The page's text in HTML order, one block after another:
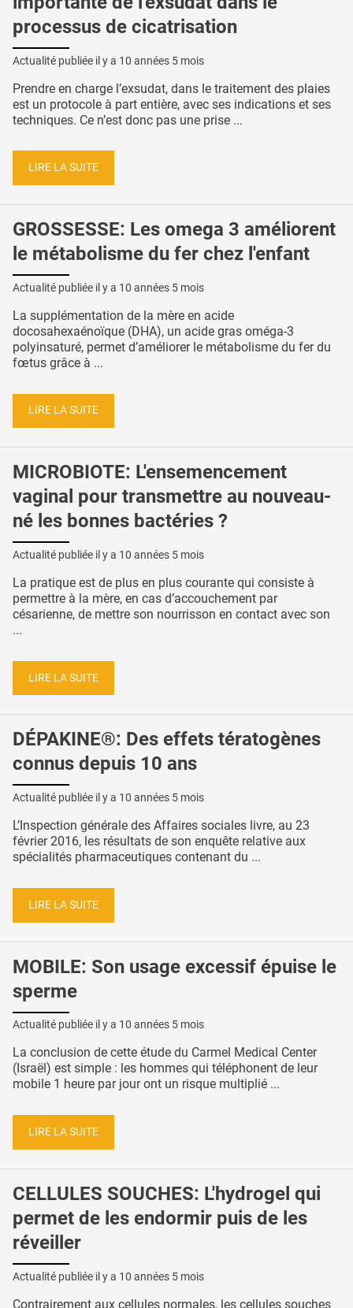
processus de cicatrisation
Actualité publiée il y a 10 années 5 mois
Prendre en charge l’exsudat, dans le traitement des plaies
est un protocole à part entière, avec ses indications et ses
techniques. Ce n’est donc pas une prise ...
LIRE LA SUITE
GROSSESSE: Les omega 3 améliorent
le métabolisme du fer chez l'enfant
Actualité publiée il y a 10 années 5 mois
La supplémentation de la mère en acide
docosahexaénoïque (DHA), un acide gras oméga-3
polyinsaturé, permet d’améliorer le métabolisme du fer du
fœtus grâce à ...
LIRE LA SUITE
MICROBIOTE: L'ensemencement
vaginal pour transmettre au nouveau-
né les bonnes bactéries ?
Actualité publiée il y a 10 années 5 mois
La pratique est de plus en plus courante qui consiste à
permettre à la mère, en cas d’accouchement par
césarienne, de mettre son nourrisson en contact avec son
...
LIRE LA SUITE
DÉPAKINE®: Des effets tératogènes
connus depuis 10 ans
Actualité publiée il y a 10 années 5 mois
L’Inspection générale des Affaires sociales livre, au 23
février 2016, les résultats de son enquête relative aux
spécialités pharmaceutiques contenant du ...
LIRE LA SUITE
MOBILE: Son usage excessif épuise le
sperme
Actualité publiée il y a 10 années 5 mois
La conclusion de cette étude du Carmel Medical Center
(Israël) est simple : les hommes qui téléphonent de leur
mobile 1 heure par jour ont un risque multiplié ...
LIRE LA SUITE
CELLULES SOUCHES: L'hydrogel qui
permet de les endormir puis de les
réveiller
Actualité publiée il y a 10 années 5 mois
Contrairement aux cellules normales, les cellules souches